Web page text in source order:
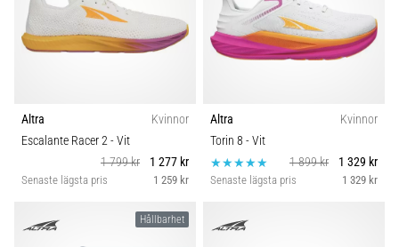
Altra
Kvinnor
Escalante Racer 2- Vit
1 799 kr
1 277 kr
Senaste lägsta pris 1 259 kr
Altra
Kvinnor
Torin 8 - Vit
1 899 kr
1 329 kr
Senaste lägsta pris 1 329 kr
Hållbarhet